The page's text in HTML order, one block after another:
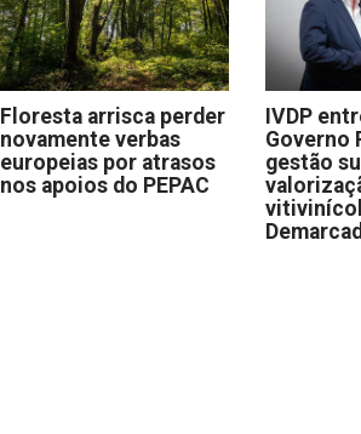
Floresta arrisca perder
novamente verbas
europeias por atrasos
nos apoios do PEPAC
IVDP
Governo
gestão